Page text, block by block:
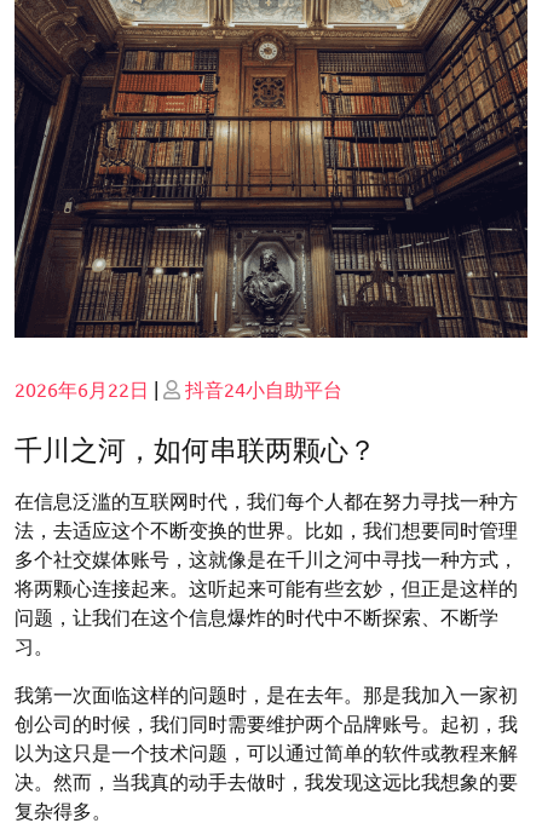
Posted
2026年6月22日 | Posted
抖音24小自助平台
千川之河，如何串联两颗心？
在信息泛滥的互联网时代，我们每个人都在努力寻找一种方
法，去适应这个不断变换的世界。比如，我们想要同时管理
多个社交媒体账号，这就像是在千川之河中寻找一种方式，
将两颗心连接起来。这听起来可能有些玄妙，但正是这样的
问题，让我们在这个信息爆炸的时代中不断探索、不断学
习。
我第一次面临这样的问题时，是在去年。那是我加入一家初
创公司的时候，我们同时需要维护两个品牌账号。起初，我
以为这只是一个技术问题，可以通过简单的软件或教程来解
决。然而，当我真的动手去做时，我发现这远比我想象的要
复杂得多。